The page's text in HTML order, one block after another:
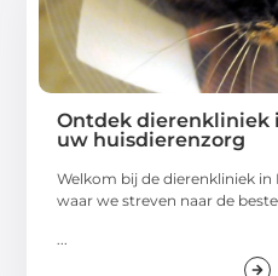
Ontdek dierenkliniek
uw huisdierenzorg
Welkom bij de dierenkliniek
waar we streven naar de
...